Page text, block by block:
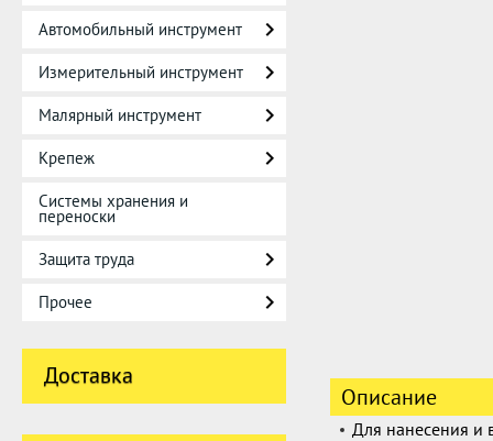
Автомобильный инструмент
Измерительный инструмент
Малярный инструмент
Крепеж
Системы хранения и
переноски
Защита труда
Прочее
Доставка
Описание
Для нанесения и